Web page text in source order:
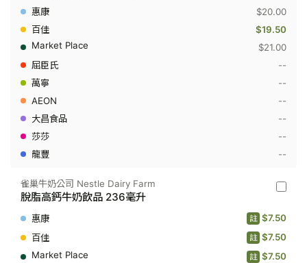
牛
奶
公
Nestle
鈣
低
牛
946
毫
$20.00
$19.50
$21.00
--
--
--
--
--
--
雀
牛
奶
公
Nestle
雀巢牛奶公司 Nestle Dairy Farm
脫脂高鈣牛奶飲品 236毫升
$7.50
註
$7.50
註
$7.50
註